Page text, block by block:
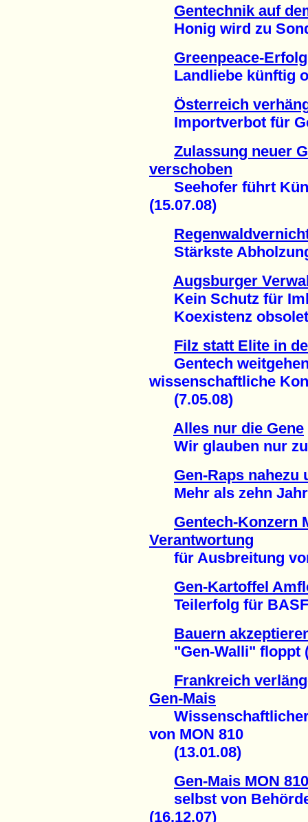
Gentechnik auf
Honig wird zu
Greenpeace-
Landliebe künftig
Österreich
Importverbot für
Zulassung neuer
verschoben
Seehofer führt
(15.07.08)
Stärkste
Augsburger
Kein Schutz für
Koexistenz obsolet
Filz statt Elite in
Gentech
wissenschaftliche
(7.05.08)
Alles nur die Gene
Wir glauben nur zu
Gen-Raps nahezu
Mehr als zehn
Gentech-Konzern
Verantwortung
für Ausbreitung von
Gen-Kartoffel
Teilerfolg für BASF
Bauern
"Gen-Walli" floppt
Frankreich
Gen-Mais
Wissenschaftlicher
von MON 810
(13.01.08)
Gen-Mais MON
selbst von
(16.12.07)